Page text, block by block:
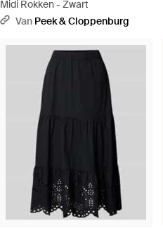
Midi Rokken - Zwart
Van Peek & Cloppenburg